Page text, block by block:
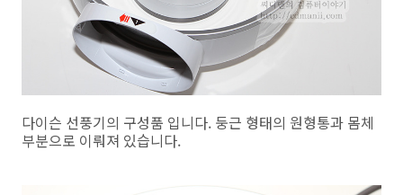
다이슨 선풍기의 구성품 입니다. 둥근 형태의 원형통과 몸체
부분으로 이뤄져 있습니다.